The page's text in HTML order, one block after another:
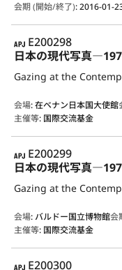
会期 (開始/終了):2016-01-
APJ
E200298
日本の現代写真
会場:在ベナン日本国大使館
主催等: 国際交流基金
APJ
E200299
日本の現代写真
会場:バルドー国立博物館会
主催等: 国際交流基金
APJ
E200300